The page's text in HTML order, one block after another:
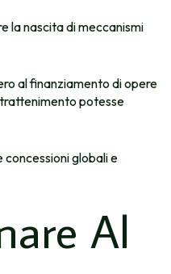
la nascita di meccanismi
al finanziamento di opere
potesse
globali e
Al